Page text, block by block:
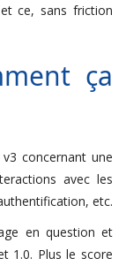
ce, sans friction
ça
concernant une
avec les
etc.
en question et
1.0. Plus le score